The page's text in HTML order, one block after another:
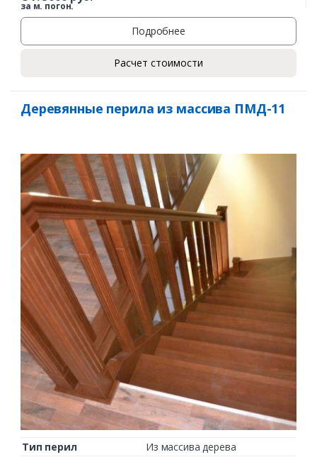
Заказать
Ваше имя*
Ваш телефон*
Комментарий к заказу
за м. погон.
Подробнее
Расчет стоимости
Деревянные перила из массива ПМД-11
Тип перил
Из массива дерева